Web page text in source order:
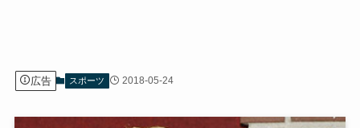
広告 スポーツ 2018-05-24